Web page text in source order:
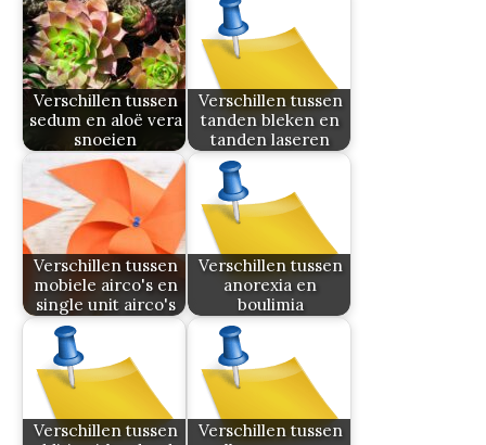
Verschillen tussen
sedum en aloë vera
snoeien
Verschillen tussen
tanden bleken en
tanden laseren
Verschillen tussen
mobiele airco's en
single unit airco's
Verschillen tussen
anorexia en
boulimia
Verschillen tussen
Verschillen tussen